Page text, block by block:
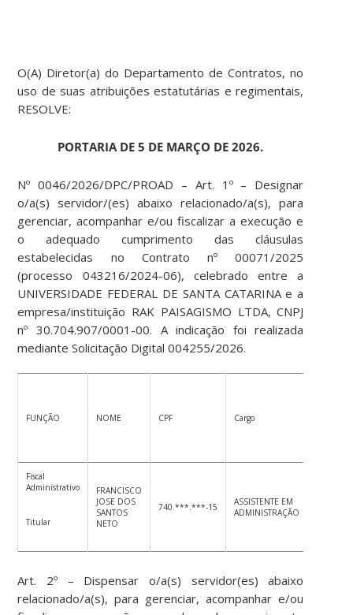
O(A) Diretor(a) do Departamento de Contratos, no
uso de suas atribuições estatutárias e regimentais,
RESOLVE:
PORTARIA DE 5 DE MARÇO DE 2026.
Nº 0046/2026/DPC/PROAD – Art. 1º – Designar
o/a(s) servidor/(es) abaixo relacionado/a(s), para
gerenciar, acompanhar e/ou fiscalizar a execução e
o adequado cumprimento das cláusulas
estabelecidas no Contrato nº 00071/2025
(processo 043216/2024-06), celebrado entre a
UNIVERSIDADE FEDERAL DE SANTA CATARINA e a
empresa/instituição RAK PAISAGISMO LTDA, CNPJ
nº 30.704.907/0001-00. A indicação foi realizada
mediante Solicitação Digital 004255/2026.
FUNÇÃO NOME CPF Cargo
Fiscal
Administrativo
Titular
FRANCISCO
JOSE DOS
SANTOS
NETO
740.***.***-15
ASSISTENTE EM
ADMINISTRAÇÃO
Art. 2º – Dispensar o/a(s) servidor(es) abaixo
relacionado/a(s), para gerenciar, acompanhar e/ou